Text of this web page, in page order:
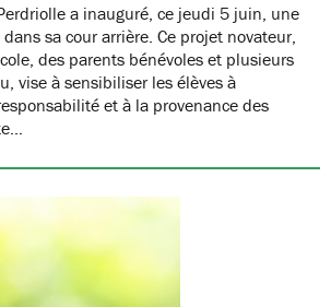
a inauguré, ce jeudi 5 juin, une
sa cour arrière. Ce projet novateur,
des parents bénévoles et plusieurs
vise à sensibiliser les élèves à
et à la provenance des